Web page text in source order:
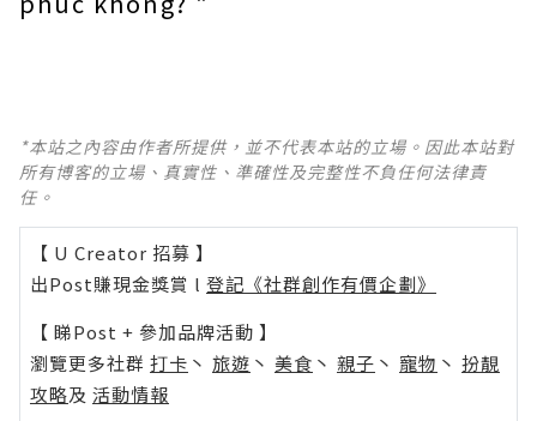
*本站之內容由作者所提供，並不代表本站的立場。因此本站對
所有博客的立場、真實性、準確性及完整性不負任何法律責
任。
【 U Creator 招募 】
出Post賺現金獎賞 l 登記《社群創作有價企劃》
【 睇Post + 參加品牌活動 】
瀏覽更多社群 打卡 丶 旅遊 丶 美食 丶 親子 丶 寵物 丶 扮靚
攻略及 活動情報